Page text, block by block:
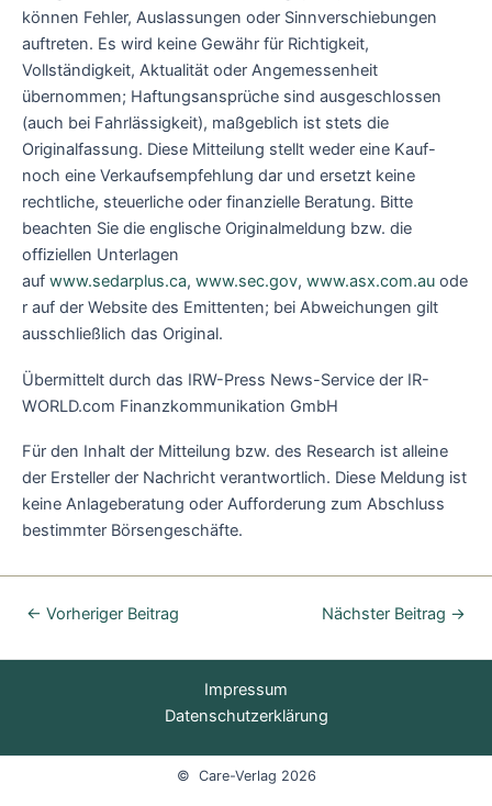
können Fehler, Auslassungen oder Sinnverschiebungen
auftreten. Es wird keine Gewähr für Richtigkeit,
Vollständigkeit, Aktualität oder Angemessenheit
übernommen; Haftungsansprüche sind ausgeschlossen
(auch bei Fahrlässigkeit), maßgeblich ist stets die
Originalfassung. Diese Mitteilung stellt weder eine Kauf-
noch eine Verkaufsempfehlung dar und ersetzt keine
rechtliche, steuerliche oder finanzielle Beratung. Bitte
beachten Sie die englische Originalmeldung bzw. die
offiziellen Unterlagen
auf www.sedarplus.ca, www.sec.gov, www.asx.com.au ode
r auf der Website des Emittenten; bei Abweichungen gilt
ausschließlich das Original.
Übermittelt durch das IRW-Press News-Service der IR-
WORLD.com Finanzkommunikation GmbH
Für den Inhalt der Mitteilung bzw. des Research ist alleine
der Ersteller der Nachricht verantwortlich. Diese Meldung ist
keine Anlageberatung oder Aufforderung zum Abschluss
bestimmter Börsengeschäfte.
← Vorheriger Beitrag Nächster Beitrag →
Impressum
Datenschutzerklärung
© Care-Verlag 2026